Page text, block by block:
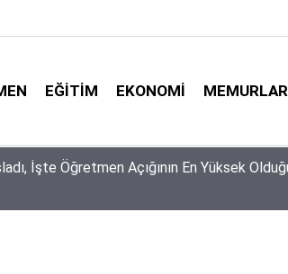
EĞITIM EKONOMI MEMURLAR
Oldu: Dereceye Girenler Şehir